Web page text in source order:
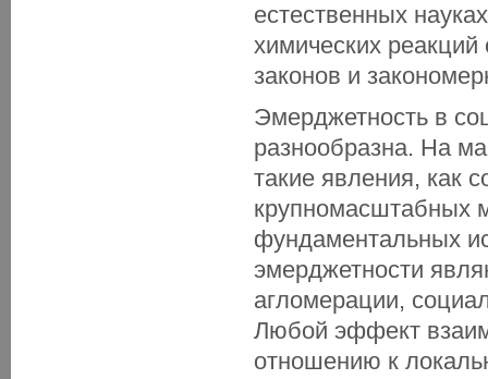
естественных
химических
законов и
Эмерджетность в
разнообразна. На
такие явления, как
крупномасштабных
фундаментальных
эмерджетности
агломерации,
Любой эффект
отношению к